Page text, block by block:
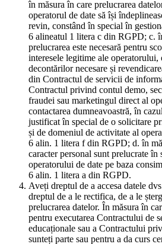
în măsura în care prelucrarea
operatorul de date să își
revin, constând în special în
6 alineatul 1 litera c din RGPD; c.
prelucrarea este necesară pentru
interesele legitime ale operatorului,
decontărilor necesare și
din Contractul de servicii de
Contractul privind contul demo,
fraudei sau marketingul direct al
contactarea dumneavoastră, în
justificat în special de o solicitare
și de domeniul de activitate al
6 alin. 1 litera f din RGPD; d. în
caracter personal sunt prelucrate
operatorului de date pe baza
6 alin. 1 litera a din RGPD.
Aveți dreptul de a accesa datele
dreptul de a le rectifica, de a le
prelucrarea datelor. În măsura în
pentru executarea Contractului de
educaționale sau a Contractului
sunteți parte sau pentru a da curs